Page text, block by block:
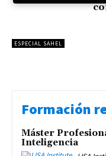
ESPECIAL SAHEL
Formación
Máster
Inteligencia